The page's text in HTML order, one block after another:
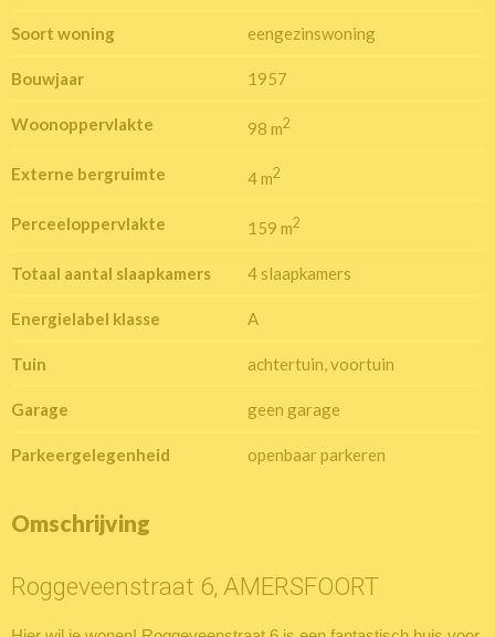
Soort woning eengezinswoning
Bouwjaar 1957
Woonoppervlakte 98 m2
Externe bergruimte 4 m2
Perceeloppervlakte 159 m2
Totaal aantal slaapkamers 4 slaapkamers
Energielabel klasse A
Tuin achtertuin, voortuin
Garage geen garage
Parkeergelegenheid openbaar parkeren
Omschrijving
Roggeveenstraat 6, AMERSFOORT